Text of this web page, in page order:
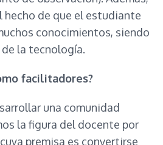
hecho de que el estudiante
conocimientos, siendo
la tecnología.
facilitadores?
una comunidad
la figura del docente por
premisa es convertirse